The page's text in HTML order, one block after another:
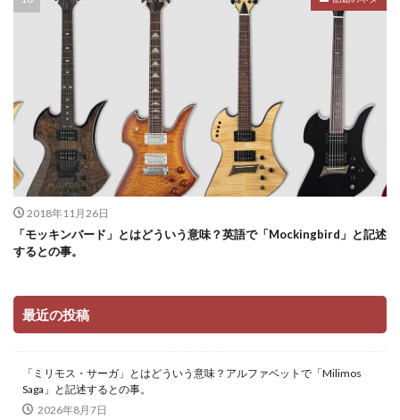
2018年11月26日
「モッキンバード」とはどういう意味？英語で「Mockingbird」と記述
するとの事。
最近の投稿
「ミリモス・サーガ」とはどういう意味？アルファベットで「Milimos
Saga」と記述するとの事。
2026年8月7日